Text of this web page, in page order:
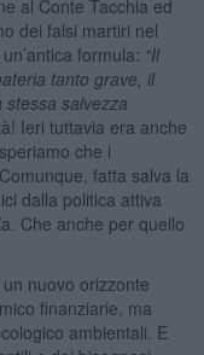
al Conte Tacchia ed
dei falsi martiri nel
formula: “Il
tanto grave, il
salvezza
Ieri tuttavia era anche
che i
fatta salva la
dalla politica attiva
Che anche per quello
nuovo orizzonte
finanziarie, ma
ambientali. E